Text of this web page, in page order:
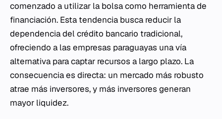
comenzado a utilizar la bolsa como herramienta de
financiación. Esta tendencia busca reducir la
dependencia del crédito bancario tradicional,
ofreciendo a las empresas paraguayas una vía
alternativa para captar recursos a largo plazo. La
consecuencia es directa: un mercado más robusto
atrae más inversores, y más inversores generan
mayor liquidez.